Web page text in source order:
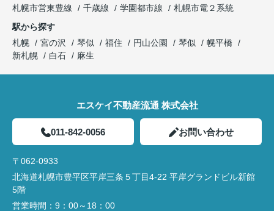
札幌市営東豊線
千歳線 学園都市線
札幌市電２系統
駅から探す
札幌
宮の沢 琴似 福住 円山公園 琴似
幌平橋
新札幌
白石 麻生
エスケイ不動産流通 株式会社
011-842-0056 お問い合わせ
〒062-0933
北海道札幌市豊平区平岸三条５丁目4-22 平岸グランドビル新館
5階
営業時間： 9：00～18：00